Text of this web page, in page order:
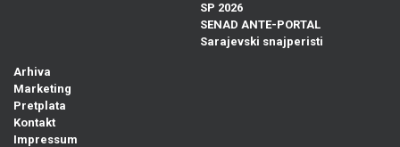
SP 2026
SENAD ANTE-PORTAL
Sarajevski snajperisti
Arhiva
Marketing
Pretplata
Kontakt
Impressum